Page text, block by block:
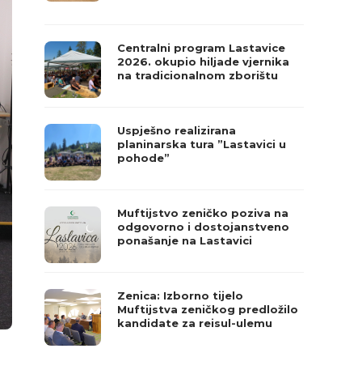
Centralni program Lastavice
2026. okupio hiljade vjernika
na tradicionalnom zborištu
Uspješno realizirana
planinarska tura ”Lastavici u
pohode”
Muftijstvo zeničko poziva na
odgovorno i dostojanstveno
ponašanje na Lastavici
Zenica: Izborno tijelo
Muftijstva zeničkog predložilo
kandidate za reisul-ulemu